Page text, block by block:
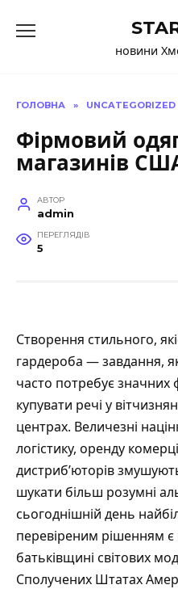
до
новини
ГОЛОВНА » UNCATEGORIZED
Фірмовий
магазинів
АВТОР
admin
ПЕРЕГЛЯДІВ
5
Створення стильного,
гардероба — завдання,
часто потребує значних
купувати речі у
центрах. Величезні
логістику, оренду
дистриб’юторів
шукати більш розумні
сьогоднішній день
перевіреним рішенням
батьківщині світових
Сполучених Штатах